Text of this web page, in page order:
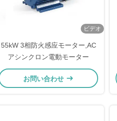
ビデオ
55kW 3相防火感应モーター,AC
アシンクロン電動モーター
お問い合わせ